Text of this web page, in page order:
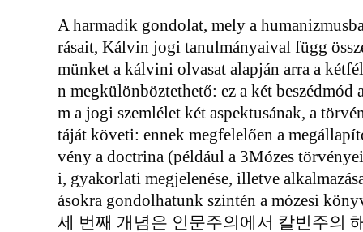
A harmadik gondolat, mely a
rásait, Kálvin jogi tanulmányaival függ
münket a kálvini olvasat alapján arra a
n megkülönböztethető: ez a két
m a jogi szemlélet két aspektusának, a
táját követi: ennek megfelelően a
vény a doctrina (például a 3Mózes
i, gyakorlati megjelenése, illetve
ásokra gondolhatunk szintén a mózesi
세 번째 개념은 인문주의에서 칼빈주의